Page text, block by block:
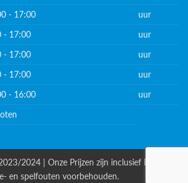
- 17:00
uur
- 17:00
uur
- 17:00
uur
- 17:00
uur
- 16:00
uur
2024 | Onze Prijzen zijn inclusief BTW. |
en spelfouten voorbehouden.